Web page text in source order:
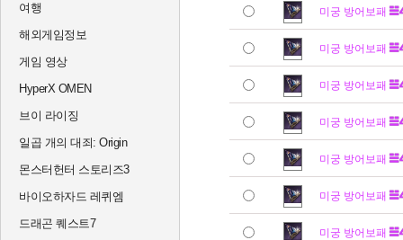
여행
해외게임정보
게임 영상
HyperX OMEN
브이 라이징
일곱 개의 대죄: Origin
몬스터헌터 스토리즈3
바이오하자드 레퀴엠
드래곤 퀘스트7
미궁 방어보패
미궁 방어보패
미궁 방어보패
미궁 방어보패
미궁 방어보패
미궁 방어보패
미궁 방어보패